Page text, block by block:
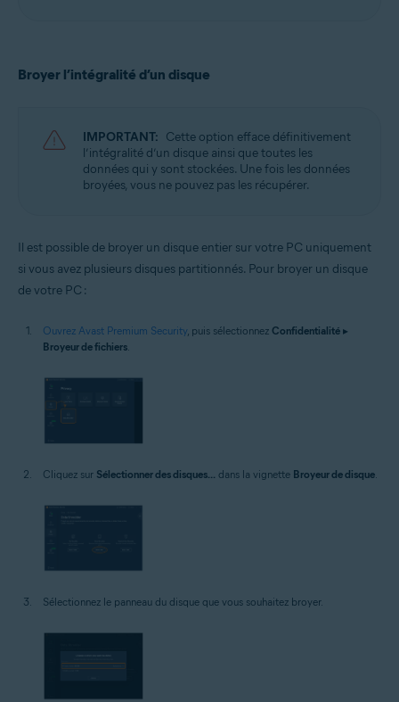
Broyer l’intégralité d’un disque
IMPORTANT: Cette option efface définitivement
l’intégralité d’un disque ainsi que toutes les
données qui y sont stockées. Une fois les données
broyées, vous ne pouvez pas les récupérer.
Il est possible de broyer un disque entier sur votre PC uniquement
si vous avez plusieurs disques partitionnés. Pour broyer un disque
de votre PC :
Ouvrez Avast Premium Security, puis sélectionnez Confidentialité ▸
Broyeur de fichiers.
Cliquez sur Sélectionner des disques... dans la vignette Broyeur de disque
Sélectionnez le panneau du disque que vous souhaitez broyer.